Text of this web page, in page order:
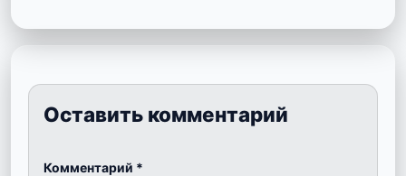
Оставить комментарий
Комментарий *